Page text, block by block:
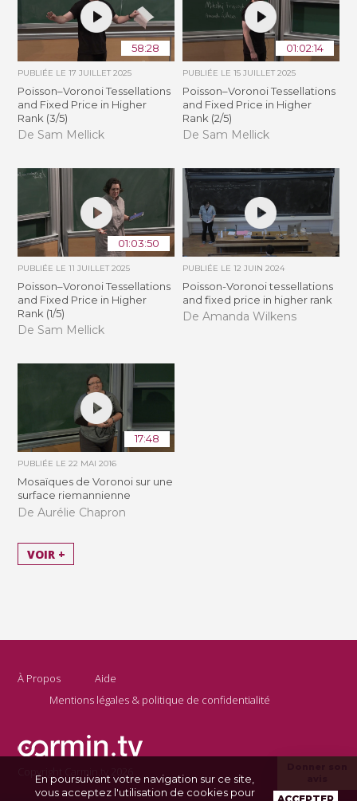
58:28
PUBLIÉE LE17 JUILLET 2025
Poisson–Voronoi Tessellations
and Fixed Price in Higher
Rank (3/5)
De Sam Mellick
01:02:14
PUBLIÉE LE 15 JUILLET 2025
Poisson–Voronoi Tessellations
and Fixed Price in Higher
Rank (2/5)
De Sam Mellick
01:03:50
PUBLIÉE LE11 JUILLET 2025
Poisson–Voronoi Tessellations
and Fixed Price in Higher
Rank (1/5)
De Sam Mellick
PUBLIÉE LE 12 JUIN 2024
Poisson-Voronoi tessellations
and fixed price in higher rank
De Amanda Wilkens
17:48
PUBLIÉE LE22 MAI 2016
Mosaïques de Voronoi sur une
surface riemannienne
De Aurélie Chapron
VOIR +
À Propos
Aide
Mentions légales & politique de confidentialité
Copyright Carmin.tv 2026
En poursuivant votre navigation sur ce site,
vous acceptez l'utilisation de cookies pour